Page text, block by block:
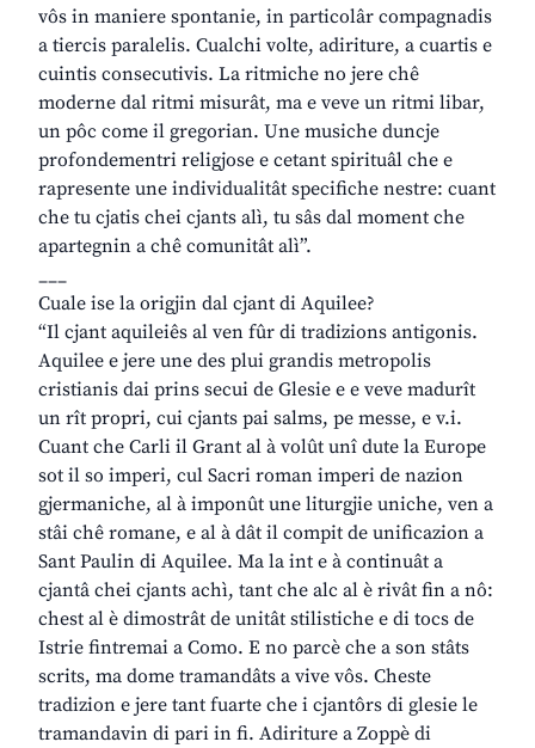
vôs in maniere spontanie, in particolâr compagnadis
a tiercis paralelis. Cualchi volte, adiriture, a cuartis e
cuintis consecutivis. La ritmiche no jere chê
moderne dal ritmi misurât, ma e veve un ritmi libar,
un pôc come il gregorian. Une musiche duncje
profondementri religjose e cetant spirituâl che e
rapresente une individualitât specifiche nestre: cuant
che tu cjatis chei cjants alì, tu sâs dal moment che
apartegnin a chê comunitât alì”.
___
Cuale ise la origjin dal cjant di Aquilee?
“Il cjant aquileiês al ven fûr di tradizions antigonis.
Aquilee e jere une des plui grandis metropolis
cristianis dai prins secui de Glesie e e veve madurît
un rît propri, cui cjants pai salms, pe messe, e v.i.
Cuant che Carli il Grant al à volût unî dute la Europe
sot il so imperi, cul Sacri roman imperi de nazion
gjermaniche, al à imponût une liturgjie uniche, ven a
stâi chê romane, e al à dât il compit de unificazion a
Sant Paulin di Aquilee. Ma la int e à continuât a
cjantâ chei cjants achì, tant che alc al è rivât fin a nô:
chest al è dimostrât de unitât stilistiche e di tocs de
Istrie fintremai a Como. E no parcè che a son stâts
scrits, ma dome tramandâts a vive vôs. Cheste
tradizion e jere tant fuarte che i cjantôrs di glesie le
tramandavin di pari in fi. Adiriture a Zoppè di